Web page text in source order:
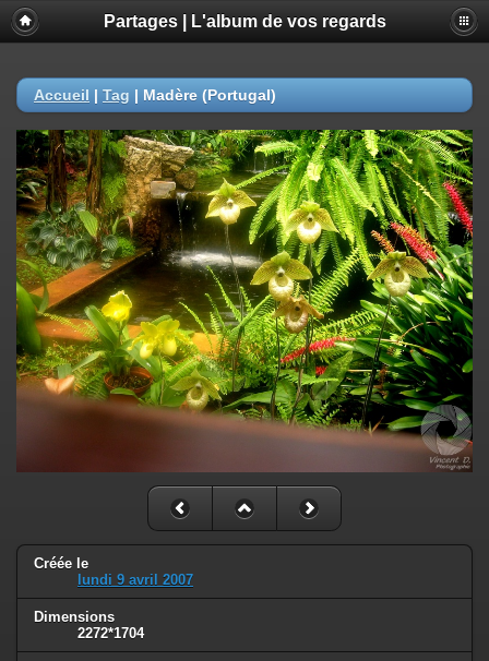
Partages | L'album de vos regards
Accueil | Tag | Madère (Portugal)
Créée le
lundi 9 avril 2007
Dimensions
2272*1704